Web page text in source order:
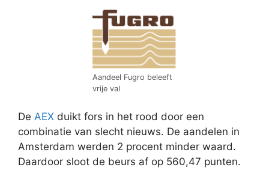
Aandeel Fugro beleeft
vrije val
De AEX duikt fors in het rood door een
combinatie van slecht nieuws. De aandelen in
Amsterdam werden 2 procent minder waard.
Daardoor sloot de beurs af op 560,47 punten.